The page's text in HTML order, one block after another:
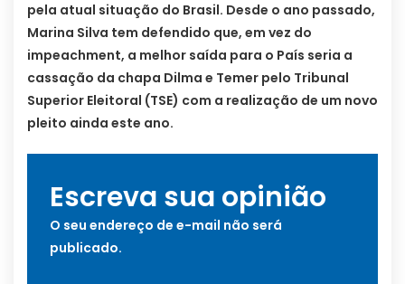
pela atual situação do Brasil. Desde o ano passado,
Marina Silva tem defendido que, em vez do
impeachment, a melhor saída para o País seria a
cassação da chapa Dilma e Temer pelo Tribunal
Superior Eleitoral (TSE) com a realização de um novo
pleito ainda este ano.
Escreva sua opinião
O seu endereço de e-mail não será
publicado.